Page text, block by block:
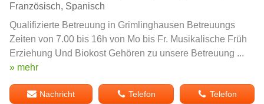
Französisch, Spanisch
Qualifizierte Betreuung in Grimlinghausen Betreuungs
Zeiten von 7.00 bis 16h von Mo bis Fr. Musikalische Früh
Erziehung Und Biokost Gehören zu unsere Betreuung ...
» mehr
Nachricht Telefon Telefon